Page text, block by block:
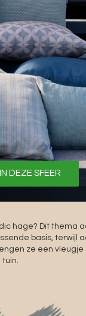
DEZE SFEER
hage? Dit thema
basis, terwijl
ze een vleugje
tuin.